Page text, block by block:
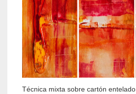
Técnica mixta sobre cartón entelado